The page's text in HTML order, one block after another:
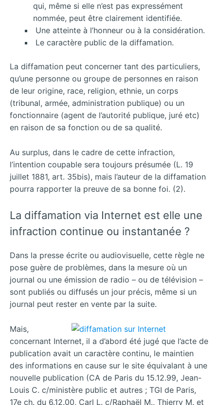
qui, même si elle n’est pas expressément
nommée, peut être clairement identifiée.
Une atteinte à l’honneur ou à la considération.
Le caractère public de la diffamation.
La diffamation peut concerner tant des particuliers,
qu’une personne ou groupe de personnes en raison
de leur origine, race, religion, ethnie, un corps
(tribunal, armée, administration publique) ou un
fonctionnaire (agent de l’autorité publique, juré etc)
en raison de sa fonction ou de sa qualité.
Au surplus, dans le cadre de cette infraction,
l’intention coupable sera toujours présumée (L. 19
juillet 1881, art. 35bis), mais l’auteur de la diffamation
pourra rapporter la preuve de sa bonne foi. (2).
La diffamation via Internet est elle une
infraction continue ou instantanée ?
Dans la presse écrite ou audiovisuelle, cette règle ne
pose guère de problèmes, dans la mesure où un
journal ou une émission de radio – ou de télévision –
sont publiés ou diffusés un jour précis, même si un
journal peut rester en vente par la suite.
Mais,
concernant Internet, il a d’abord été jugé que l’acte de
publication avait un caractère continu, le maintien
des informations en cause sur le site équivalant à une
nouvelle publication (CA de Paris du 15.12.99, Jean-
Louis C. c/ministère public et autres ; TGI de Paris,
17e ch. du 6.12.00, Carl L. c/Raphaël M., Thierry M. et